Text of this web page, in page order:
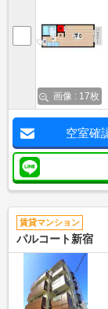
画像 : 17枚
空室確
賃貸マンション
パルコート新宿